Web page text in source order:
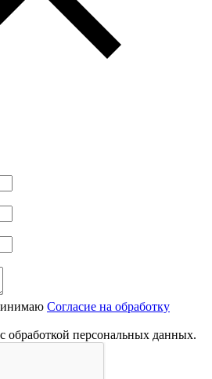
Согласие на обработку
обработкой персональных данных.